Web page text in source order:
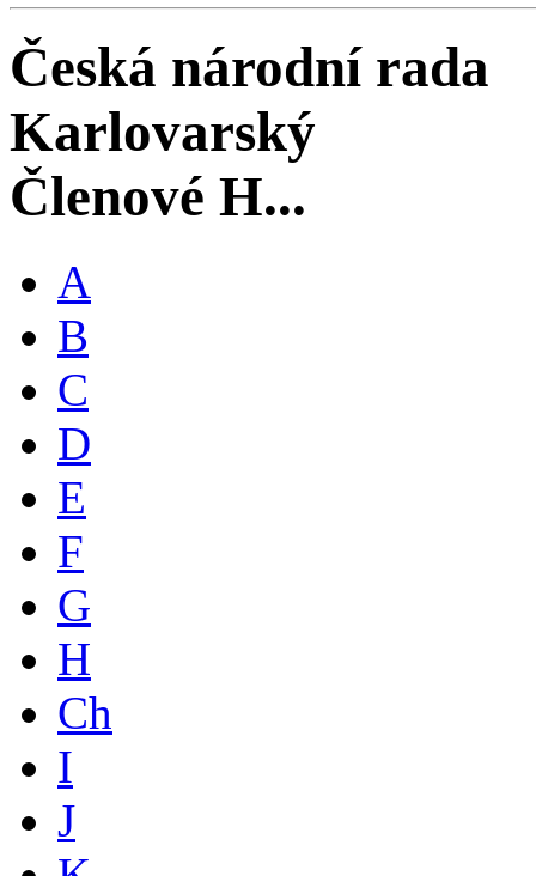
Česká národní rada
Karlovarský
Členové H...
A
B
C
D
E
F
G
H
Ch
I
J